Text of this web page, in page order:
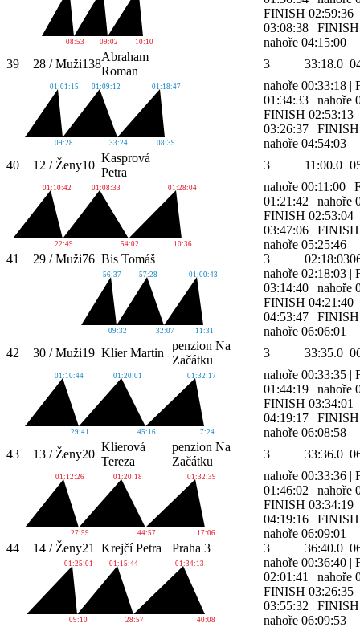
08:53 09:02 10:10
FINISH 02:59:36
03:08:38 | FINISH
nahoře 04:15:00
39
28 / Muži138
Abraham
Roman
3 33:18.0
01:01:15
09:28
01:09:12
33:24
01:18:47
08:39
nahoře 00:33:18 |
01:34:33 | nahoře
FINISH 02:53:13
03:26:37 | FINISH
nahoře 04:54:03
40
12 / Ženy10
Kasprová
Petra
3 11:00.0
01:10:42
22:49
01:08:33
54:02
01:28:04
10:36
nahoře 00:11:00 |
01:21:42 | nahoře
FINISH 02:53:04
03:47:06 | FINISH
nahoře 05:25:46
41
29 / Muži76 Bis Tomáš 3 02:18:03
56:37
09:32
57:28
32:07
01:00:43
11:31
nahoře 02:18:03 |
03:14:40 | nahoře
FINISH 04:21:40
04:53:47 | FINISH
nahoře 06:06:01
42
30 / Muži19 Klier Martin
penzion Na
Začátku
3 33:35.0
01:10:44
29:41
01:20:01
45:16
01:32:17
17:24
nahoře 00:33:35 |
01:44:19 | nahoře
FINISH 03:34:01
04:19:17 | FINISH
nahoře 06:08:58
43
13 / Ženy20
Klierová
Tereza
penzion Na
Začátku
3 33:36.0
01:12:26
27:59
01:20:18
44:57
01:32:39
17:06
nahoře 00:33:36 |
01:46:02 | nahoře
FINISH 03:34:19
04:19:16 | FINISH
nahoře 06:09:01
44
14 / Ženy21 Krejčí Petra Praha 3 3 36:40.0
01:25:01
09:10
01:15:44
28:57
01:34:13
40:08
nahoře 00:36:40 |
02:01:41 | nahoře
FINISH 03:26:35
03:55:32 | FINISH
nahoře 06:09:53